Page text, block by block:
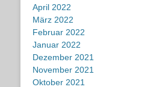
April 2022
März 2022
Februar 2022
Januar 2022
Dezember 2021
November 2021
Oktober 2021